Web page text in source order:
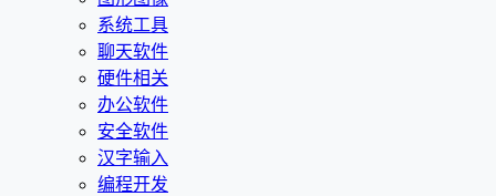
系统工具
聊天软件
硬件相关
办公软件
安全软件
汉字输入
编程开发